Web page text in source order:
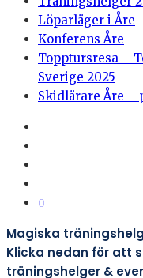
Löparläger i Åre
Konferens Åre
Topptursresa –
Sverige 2025
Skidlärare Åre –
0
Magiska
Klicka nedan för att
träningshelger &